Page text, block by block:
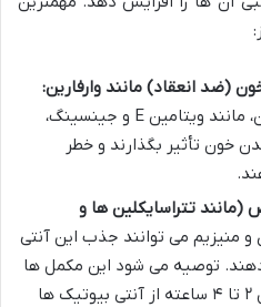
(ضد انعقاد) مانند وارفارین:
برخی از ترکیبات ول من، مانند ویتامین E و جینسینگ،
خون تأثیر بگذارند و خطر
تتراسایکلین ها و
و منیزیم می توانند جذب این آنتی
توصیه می شود این مکمل ها
با فاصله زمانی حداقل ۲ تا ۴ ساعته از آنتی بیوتیک ها